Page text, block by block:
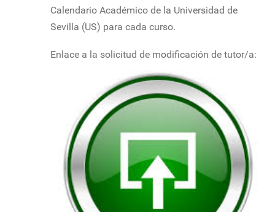
Calendario Académico de la Universidad de
Sevilla (US) para cada curso.
Enlace a la solicitud de modificación de tutor/a: